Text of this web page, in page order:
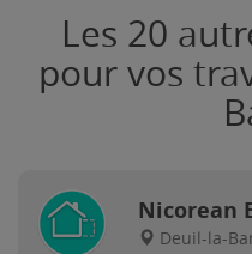
Les 20
pour vos
Nicorean
Deuil-la-